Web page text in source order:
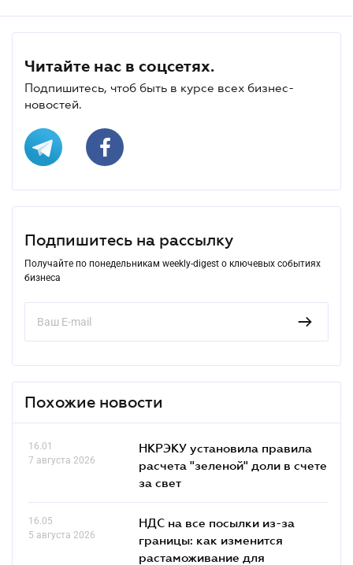
Читайте нас в соцсетях.
Подпишитесь, чтоб быть в курсе всех бизнес-
новостей.
Подпишитесь на рассылку
Получайте по понедельникам weekly-digest о ключевых событиях
бизнеса
Похожие новости
16.01
7 августа 2026
НКРЭКУ установила правила
расчета "зеленой" доли в счете
за свет
16.05
5 августа 2026
НДС на все посылки из-за
границы: как изменится
растаможивание для